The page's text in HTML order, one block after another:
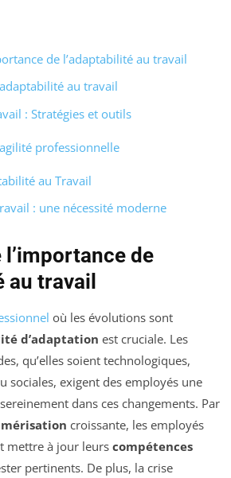
de l’adaptabilité au travail
au travail
: Stratégies et outils
professionnelle
au Travail
: une nécessité moderne
de
au travail
où les évolutions sont
d’adaptation est cruciale. Les
qu’elles soient technologiques,
sociales, exigent des employés une
dans ces changements. Par
croissante, les employés
mettre à jour leurs compétences
pertinents. De plus, la crise